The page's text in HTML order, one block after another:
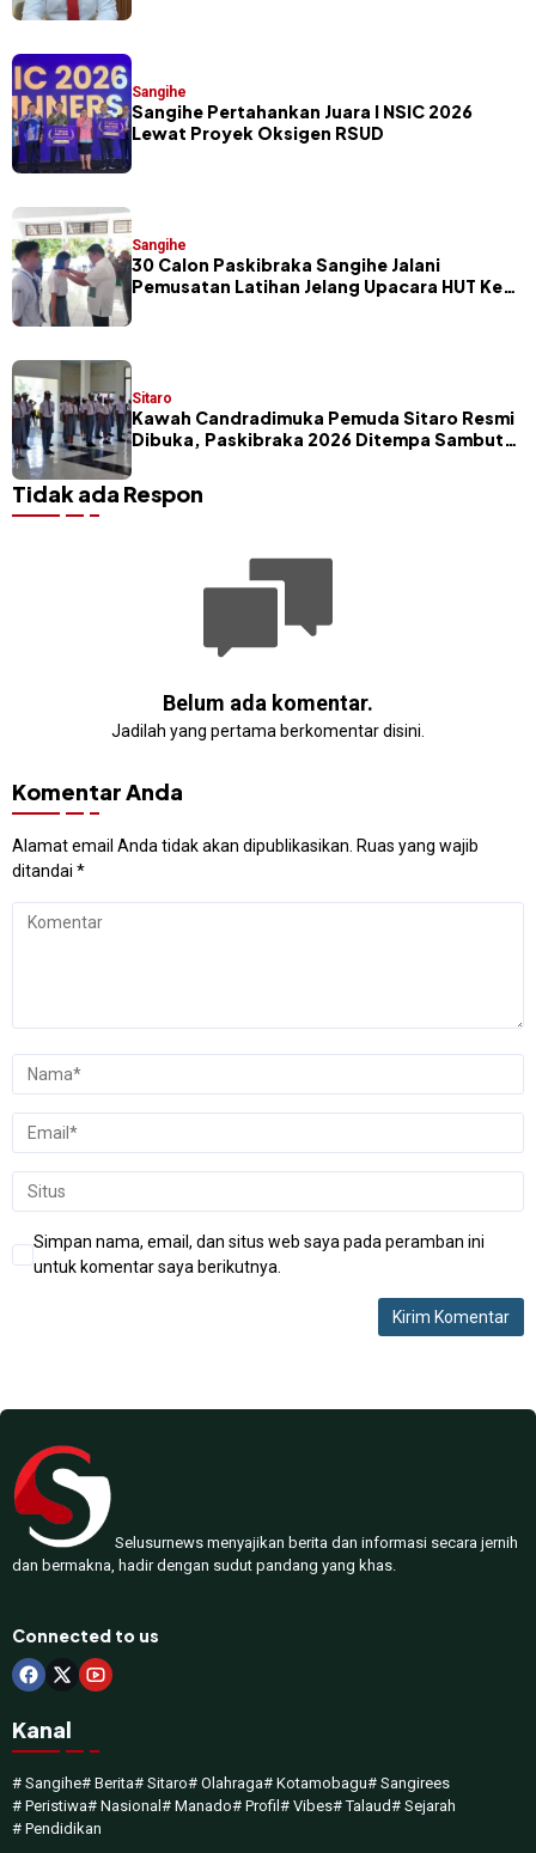
Sangihe
Sangihe Pertahankan Juara I NSIC 2026
Lewat Proyek Oksigen RSUD
Sangihe
30 Calon Paskibraka Sangihe Jalani
Pemusatan Latihan Jelang Upacara HUT Ke-
Sitaro
Kawah Candradimuka Pemuda Sitaro Resmi
Dibuka, Paskibraka 2026 Ditempa Sambut
Tidak ada Respon
Belum ada komentar.
Jadilah yang pertama berkomentar disini.
Komentar Anda
Alamat email Anda tidak akan dipublikasikan. Ruas yang wajib
ditandai *
Simpan nama, email, dan situs web saya pada peramban ini
untuk komentar saya berikutnya.
Selusurnews menyajikan berita dan informasi secara jernih
dan bermakna, hadir dengan sudut pandang yang khas.
Connected to us
Kanal
# Sangihe# Berita# Sitaro# Olahraga# Kotamobagu# Sangirees
# Peristiwa# Nasional # Manado# Profil # Vibes# Talaud# Sejarah
# Pendidikan